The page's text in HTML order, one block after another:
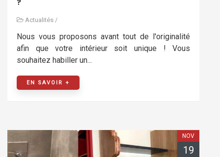
?
Actualités /
Nous vous proposons avant tout de l'originalité
afin que votre intérieur soit unique ! Vous
souhaitez habiller un...
EN SAVOIR +
NOV
19